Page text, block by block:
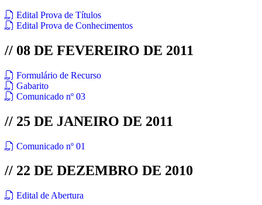
Edital Prova de Títulos
Edital Prova de Conhecimentos
// 08 DE FEVEREIRO DE 2011
Formulário de Recurso
Gabarito
Comunicado nº 03
// 25 DE JANEIRO DE 2011
Comunicado nº 01
// 22 DE DEZEMBRO DE 2010
Edital de Abertura